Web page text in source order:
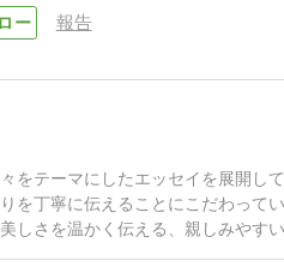
報告
をテーマにしたエッセイを展開し
を丁寧に伝えることにこだわって
さを温かく伝える、親しみやす